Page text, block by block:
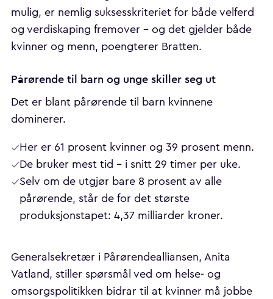
mulig, er nemlig suksesskriteriet for både velferd
og verdiskaping fremover – og det gjelder både
kvinner og menn, poengterer Bratten.
Pårørende til barn og unge skiller seg ut
Det er blant pårørende til barn kvinnene
dominerer.
Her er 61 prosent kvinner og 39 prosent menn.
De bruker mest tid – i snitt 29 timer per uke.
Selv om de utgjør bare 8 prosent av alle
pårørende, står de for det største
produksjonstapet: 4,37 milliarder kroner.
Generalsekretær i Pårørendealliansen, Anita
Vatland, stiller spørsmål ved om helse- og
omsorgspolitikken bidrar til at kvinner må jobbe